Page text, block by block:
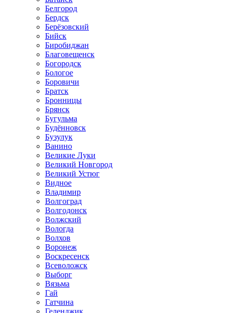
Белгород
Бердск
Берёзовский
Бийск
Биробиджан
Благовещенск
Богородск
Бологое
Боровичи
Братск
Бронницы
Брянск
Бугульма
Будённовск
Бузулук
Ванино
Великие Луки
Великий Новгород
Великий Устюг
Видное
Владимир
Волгоград
Волгодонск
Волжский
Вологда
Волхов
Воронеж
Воскресенск
Всеволожск
Выборг
Вязьма
Гай
Гатчина
Геленджик